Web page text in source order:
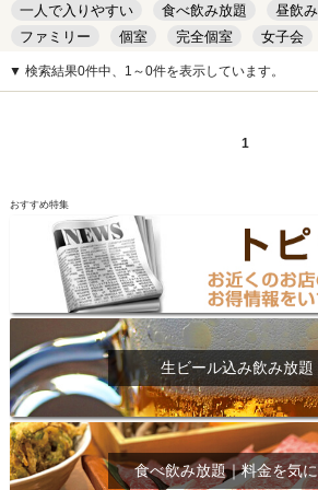
一人で入りやすい 食べ飲み放題 昼飲み
ファミリー
個室 完全個室 女子会
キッズルーム
安い デート
▼ 検索結果0件中、1～0件を表示しています。
1
おすすめ特集
生ビール込み飲み放題
食べ飲み放題｜料金を気